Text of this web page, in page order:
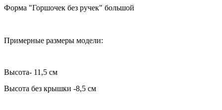
Форма "Горшочек без ручек" большой
Примерные размеры модели:
Высота- 11,5 см
Высота без крышки -8,5 см